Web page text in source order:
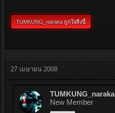
TUMKUNG_naraka ถูกใจสิ่งนี้
27 เมษายน 2008
TUMKUNG_naraka
New Member